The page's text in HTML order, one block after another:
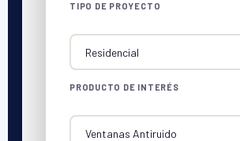
TIPO DE PROYECTO
PRODUCTO DE INTERÉS